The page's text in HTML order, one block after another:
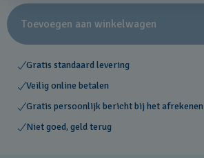
Toevoegen aan winkelwagen
Gratis standaard levering
Veilig online betalen
Gratis persoonlijk bericht bij het afrekenen
Niet goed, geld terug